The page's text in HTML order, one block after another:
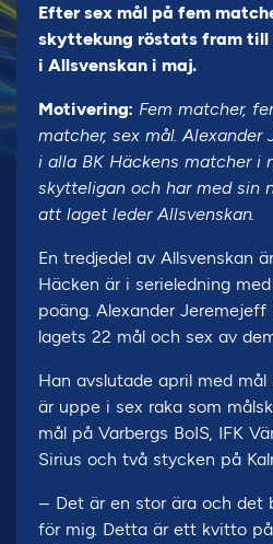
Efter sex mål på fem
skyttekung röstats fram till
i Allsvenskan i maj.
Motivering: Fem matcher,
matcher, sex mål.
i alla BK Häckens matcher i
skytteligan och har med sin
att laget leder Allsvenskan.
En tredjedel av Allsvenskan
Häcken är i serieledning
poäng. Alexander
lagets 22 mål och sex av
Han avslutade april med
är uppe i sex raka som
mål på Varbergs BoIS, IFK
Sirius och två stycken på
– Det är en stor ära och det
för mig. Detta är ett kvitto